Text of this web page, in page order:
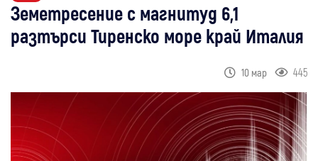
Земетресение с магнитуд 6,1
разтърси Тиренско море край Италия
10 мар 445